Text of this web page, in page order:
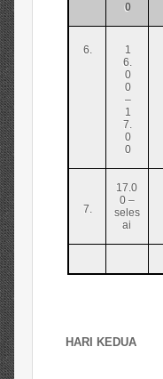
0
6.
1
6.
0
0
–
1
7.
0
0
7.
17.0
0 –
seles
ai
HARI KEDUA